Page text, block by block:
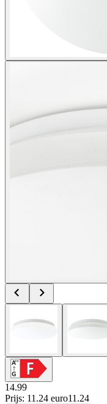
14.99
Prijs: 11.24 euro11 .24